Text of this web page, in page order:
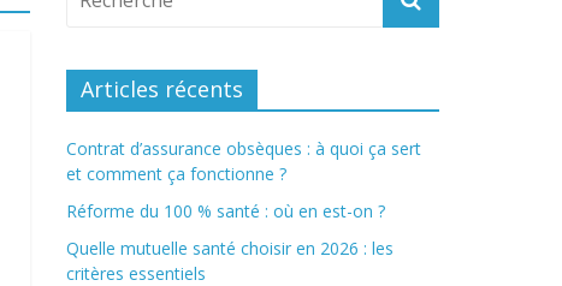
Articles récents
Contrat d’assurance obsèques : à quoi ça sert
et comment ça fonctionne ?
Réforme du 100 % santé : où en est-on ?
Quelle mutuelle santé choisir en 2026 : les
critères essentiels